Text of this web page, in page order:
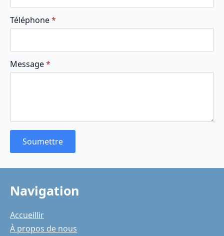
Téléphone*
Message*
Soumettre
Navigation
Accueillir
À propos de nous